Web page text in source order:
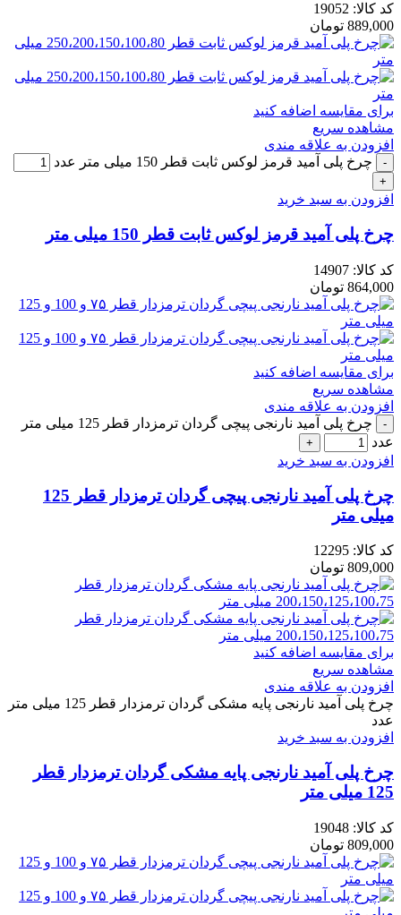
کد کالا: 19052
889,000 تومان
برای مقایسه اضافه کنید
مشاهده سریع
افزودن به علاقه مندی
چرخ پلی آمید قرمز لوکس ثابت قطر 150 میلی متر عدد
افزودن به سبد خرید
چرخ پلی آمید قرمز لوکس ثابت قطر 150 میلی متر
کد کالا: 14907
864,000 تومان
برای مقایسه اضافه کنید
مشاهده سریع
افزودن به علاقه مندی
چرخ پلی آمید نارنجی پیچی گردان ترمزدار قطر 125 میلی متر
عدد
افزودن به سبد خرید
چرخ پلی آمید نارنجی پیچی گردان ترمزدار قطر 125
میلی متر
کد کالا: 12295
809,000 تومان
برای مقایسه اضافه کنید
مشاهده سریع
افزودن به علاقه مندی
چرخ پلی آمید نارنجی پایه مشکی گردان ترمزدار قطر 125 میلی متر
عدد
افزودن به سبد خرید
چرخ پلی آمید نارنجی پایه مشکی گردان ترمزدار قطر
125 میلی متر
کد کالا: 19048
809,000 تومان